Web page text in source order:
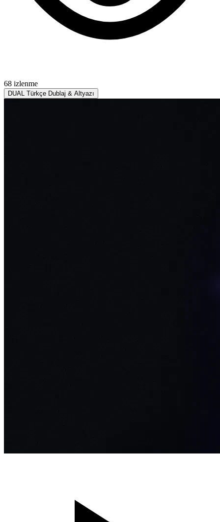
68 izlenme
DUAL Türkçe Dublaj & Altyazı